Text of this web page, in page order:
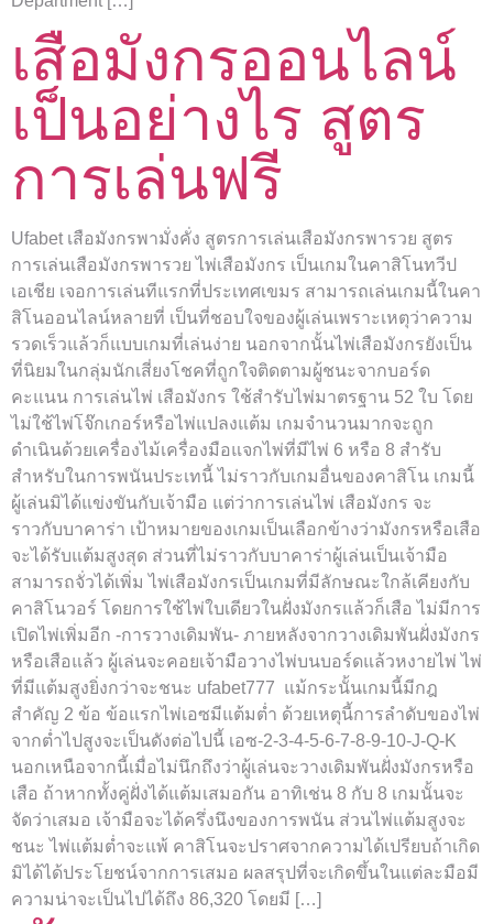
เสือมังกรออนไลน์
เป็นอย่างไร สูตร
การเล่นฟรี
Ufabet เสือมังกรพามั่งคั่ง สูตรการเล่นเสือมังกรพารวย สูตร
การเล่นเสือมังกรพารวย ไพ่เสือมังกร เป็นเกมในคาสิโนทวีป
เอเชีย เจอการเล่นทีแรกที่ประเทศเขมร สามารถเล่นเกมนี้ในคา
สิโนออนไลน์หลายที่ เป็นที่ชอบใจของผู้เล่นเพราะเหตุว่าความ
รวดเร็วแล้วก็แบบเกมที่เล่นง่าย นอกจากนั้นไพ่เสือมังกรยังเป็น
ที่นิยมในกลุ่มนักเสี่ยงโชคที่ถูกใจติดตามผู้ชนะจากบอร์ด
คะแนน การเล่นไพ่ เสือมังกร ใช้สำรับไพ่มาตรฐาน 52 ใบ โดย
ไม่ใช้ไพ่โจ๊กเกอร์หรือไพ่แปลงแต้ม เกมจำนวนมากจะถูก
ดำเนินด้วยเครื่องไม้เครื่องมือแจกไพ่ที่มีไพ่ 6 หรือ 8 สำรับ
สำหรับในการพนันประเทนี้ ไม่ราวกับเกมอื่นของคาสิโน เกมนี้
ผู้เล่นมิได้แข่งขันกับเจ้ามือ แต่ว่าการเล่นไพ่ เสือมังกร จะ
ราวกับบาคาร่า เป้าหมายของเกมเป็นเลือกข้างว่ามังกรหรือเสือ
จะได้รับแต้มสูงสุด ส่วนที่ไม่ราวกับบาคาร่าผู้เล่นเป็นเจ้ามือ
สามารถจั่วได้เพิ่ม ไพ่เสือมังกรเป็นเกมที่มีลักษณะใกล้เคียงกับ
คาสิโนวอร์ โดยการใช้ไพ่ใบเดียวในฝั่งมังกรแล้วก็เสือ ไม่มีการ
เปิดไพ่เพิ่มอีก -การวางเดิมพัน- ภายหลังจากวางเดิมพันฝั่งมังกร
หรือเสือแล้ว ผู้เล่นจะคอยเจ้ามือวางไพ่บนบอร์ดแล้วหงายไพ่ ไพ่
ที่มีแต้มสูงยิ่งกว่าจะชนะ ufabet777 แม้กระนั้นเกมนี้มีกฎ
สำคัญ 2 ข้อ ข้อแรกไพ่เอซมีแต้มต่ำ ด้วยเหตุนี้การลำดับของไพ่
จากต่ำไปสูงจะเป็นดังต่อไปนี้ เอซ-2-3-4-5-6-7-8-9-10-J-Q-K
นอกเหนือจากนี้เมื่อไม่นึกถึงว่าผู้เล่นจะวางเดิมพันฝั่งมังกรหรือ
เสือ ถ้าหากทั้งคู่ฝั่งได้แต้มเสมอกัน อาทิเช่น 8 กับ 8 เกมนั้นจะ
จัดว่าเสมอ เจ้ามือจะได้ครึ่งนึงของการพนัน ส่วนไพ่แต้มสูงจะ
ชนะ ไพ่แต้มต่ำจะแพ้ คาสิโนจะปราศจากความได้เปรียบถ้าเกิด
มิได้ได้ประโยชน์จากการเสมอ ผลสรุปที่จะเกิดขึ้นในแต่ละมือมี
ความน่าจะเป็นไปได้ถึง 86,320 โดยมี […]